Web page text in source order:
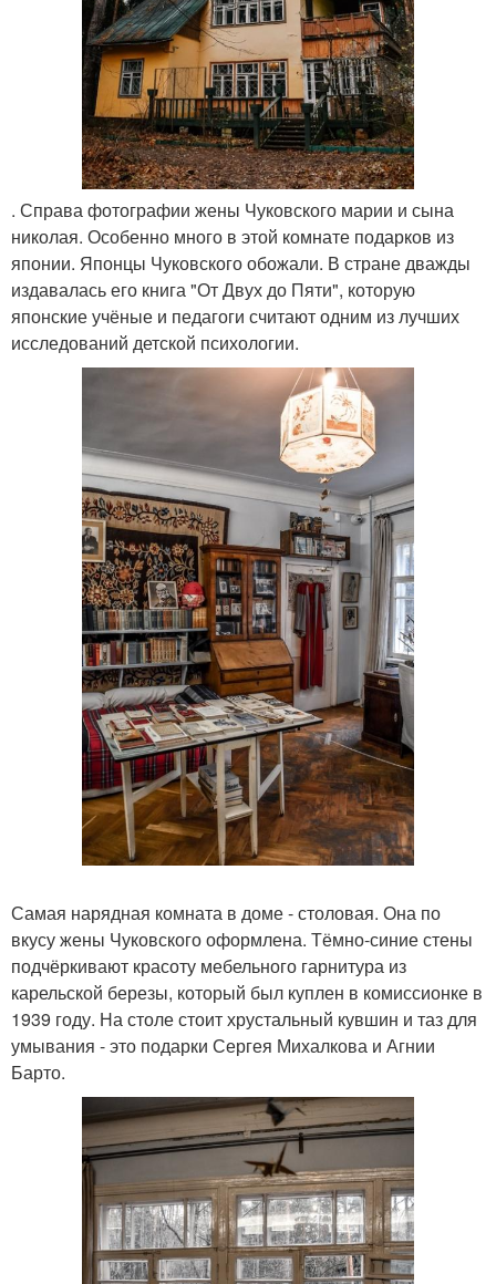
. Справа фотографии жены Чуковского марии и сына
николая. Особенно много в этой комнате подарков из
японии. Японцы Чуковского обожали. В стране дважды
издавалась его книга "От Двух до Пяти", которую
японские учёные и педагоги считают одним из лучших
исследований детской психологии.
Самая нарядная комната в доме - столовая. Она по
вкусу жены Чуковского оформлена. Тёмно-синие стены
подчёркивают красоту мебельного гарнитура из
карельской березы, который был куплен в комиссионке в
1939 году. На столе стоит хрустальный кувшин и таз для
умывания - это подарки Сергея Михалкова и Агнии
Барто.